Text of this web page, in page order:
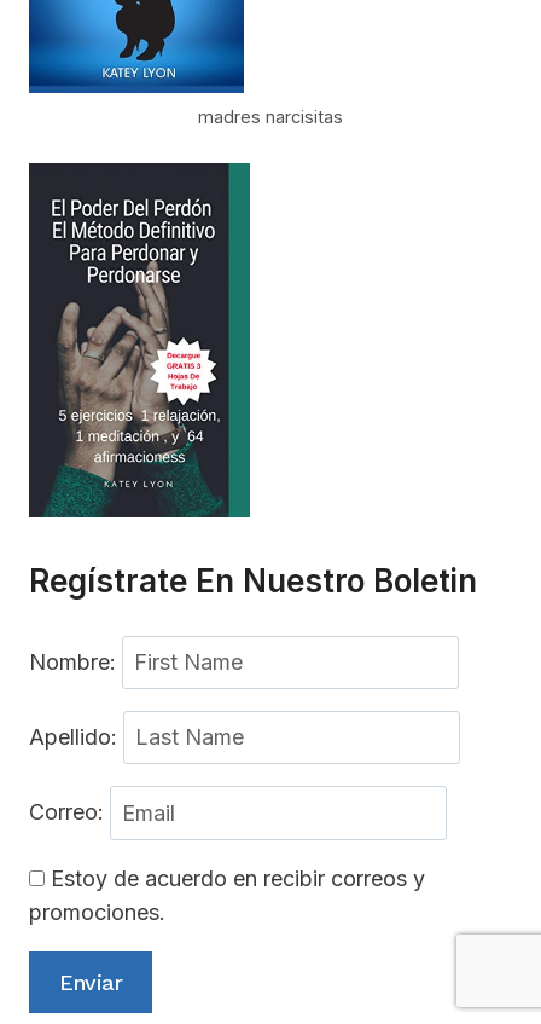
madres narcisitas
Regístrate En Nuestro Boletin
Nombre:
Apellido:
Correo:
Estoy de acuerdo en recibir correos y
promociones.
Enviar